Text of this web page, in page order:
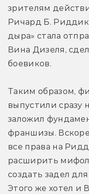
зрителям
Ричард Б.
дыра» стала
Вина Дизеля,
боевиков.
Таким образом,
выпустили сразу
заложил
франшизы.
все права на
расширить
создать задел
Этого же хотел и